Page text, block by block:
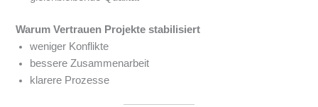
Warum Vertrauen Projekte stabilisiert
weniger Konflikte
bessere Zusammenarbeit
klarere Prozesse